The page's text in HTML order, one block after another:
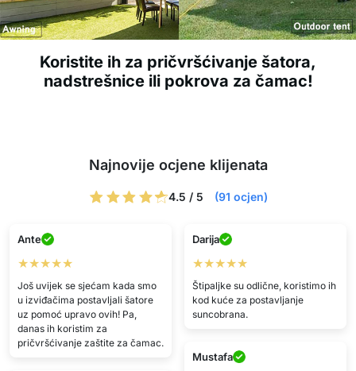
Koristite ih za pričvršćivanje šatora,
nadstrešnice ili pokrova za čamac!
Najnovije ocjene klijenata
4.5 / 5 (91 ocjen)
Ante
★★★★★
Još uvijek se sjećam kada smo
u izviđačima postavljali šatore
uz pomoć upravo ovih! Pa,
danas ih koristim za
pričvršćivanje zaštite za čamac.
Darija
★★★★★
Štipaljke su odlične, koristimo ih
kod kuće za postavljanje
suncobrana.
Mustafa